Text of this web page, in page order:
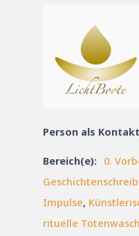
Person als Kontakt
Bereich(e): 0.
Impulse,
rituelle